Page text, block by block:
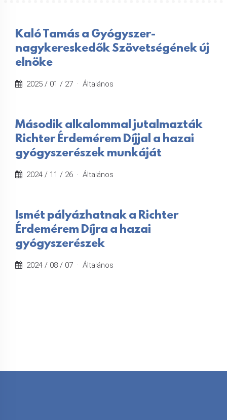
Kaló Tamás a Gyógyszer-
nagykereskedők Szövetségének új
elnöke
2025 / 01 / 27 · Általános
Második alkalommal jutalmazták
Richter Érdemérem Díjjal a hazai
gyógyszerészek munkáját
2024 / 11 / 26 · Általános
Ismét pályázhatnak a Richter
Érdemérem Díjra a hazai
gyógyszerészek
2024 / 08 / 07 · Általános